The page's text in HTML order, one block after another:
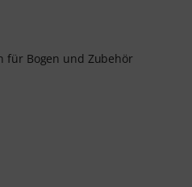
für Bogen und Zubehör